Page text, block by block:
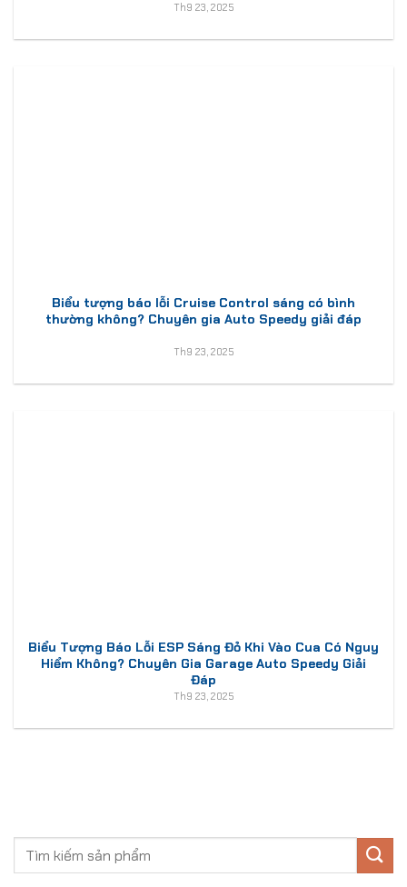
Th9 23, 2025
Biểu tượng báo lỗi Cruise Control sáng có bình
thường không? Chuyên gia Auto Speedy giải đáp
Th9 23, 2025
Biểu Tượng Báo Lỗi ESP Sáng Đỏ Khi Vào Cua Có Nguy
Hiểm Không? Chuyên Gia Garage Auto Speedy Giải
Đáp
Th9 23, 2025